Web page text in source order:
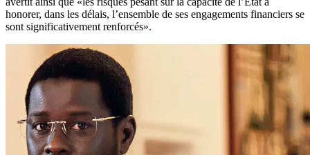
honorer, dans les délais, l’ensemble de ses engagements financiers se
sont significativement renforcés».